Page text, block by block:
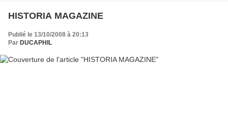
HISTORIA MAGAZINE
Publié le 13/10/2008 à 20:13
Par DUCAPHIL